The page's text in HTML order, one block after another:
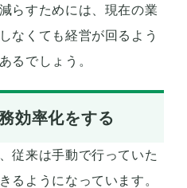
らすためには、現在の業
なくても経営が回るよう
るでしょう。
効率化をする
従来は手動で行っていた
るようになっています。